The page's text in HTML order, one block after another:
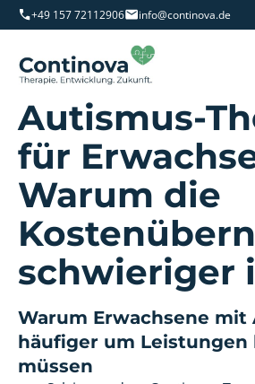
+49 157 72112906 info@continova.de
Autismus-
für
Warum die
schwieriger
Warum Erwachsene mit
häufiger um Leistungen
müssen